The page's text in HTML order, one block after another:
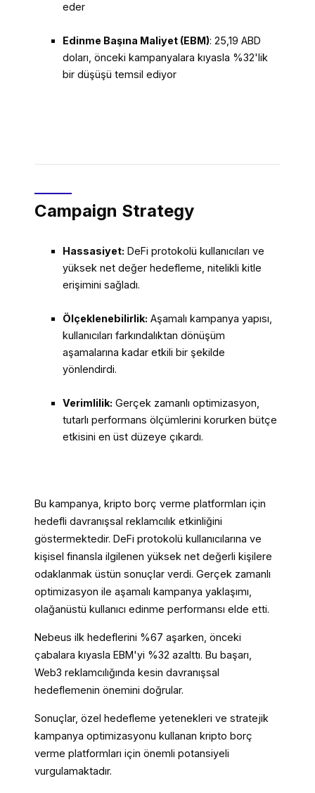
eder
Edinme Başına Maliyet (EBM): 25,19 ABD
doları, önceki kampanyalara kıyasla %32'lik
bir düşüşü temsil ediyor
Campaign Strategy
Hassasiyet: DeFi protokolü kullanıcıları ve
yüksek net değer hedefleme, nitelikli kitle
erişimini sağladı.
Ölçeklenebilirlik: Aşamalı kampanya yapısı,
kullanıcıları farkındalıktan dönüşüm
aşamalarına kadar etkili bir şekilde
yönlendirdi.
Verimlilik: Gerçek zamanlı optimizasyon,
tutarlı performans ölçümlerini korurken bütçe
etkisini en üst düzeye çıkardı.
Bu kampanya, kripto borç verme platformları için
hedefli davranışsal reklamcılık etkinliğini
göstermektedir. DeFi protokolü kullanıcılarına ve
kişisel finansla ilgilenen yüksek net değerli kişilere
odaklanmak üstün sonuçlar verdi. Gerçek zamanlı
optimizasyon ile aşamalı kampanya yaklaşımı,
olağanüstü kullanıcı edinme performansı elde etti.
Nebeus ilk hedeflerini %67 aşarken, önceki
çabalara kıyasla EBM'yi %32 azalttı. Bu başarı,
Web3 reklamcılığında kesin davranışsal
hedeflemenin önemini doğrular.
Sonuçlar, özel hedefleme yetenekleri ve stratejik
kampanya optimizasyonu kullanan kripto borç
verme platformları için önemli potansiyeli
vurgulamaktadır.